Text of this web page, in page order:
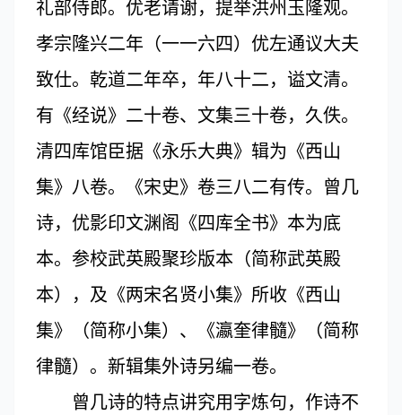
礼部侍郎。优老请谢，提举洪州玉隆观。
孝宗隆兴二年（一一六四）优左通议大夫
致仕。乾道二年卒，年八十二，谥文清。
有《经说》二十卷、文集三十卷，久佚。
清四库馆臣据《永乐大典》辑为《西山
集》八卷。《宋史》卷三八二有传。曾几
诗，优影印文渊阁《四库全书》本为底
本。参校武英殿聚珍版本（简称武英殿
本），及《两宋名贤小集》所收《西山
集》（简称小集）、《瀛奎律髓》（简称
律髓）。新辑集外诗另编一卷。
曾几诗的特点讲究用字炼句，作诗不